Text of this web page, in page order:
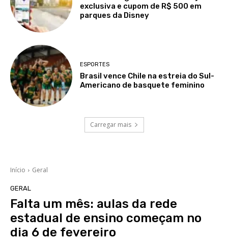
exclusiva e cupom de R$ 500 em
parques da Disney
ESPORTES
Brasil vence Chile na estreia do Sul-
Americano de basquete feminino
Carregar mais